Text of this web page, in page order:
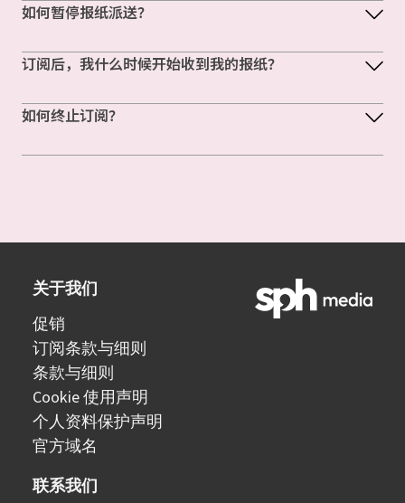
如何暂停报纸派送？
订阅后，我什么时候开始收到我的报纸？
如何终止订阅？
关于我们
促销
订阅条款与细则
条款与细则
Cookie 使用声明
个人资料保护声明
官方域名
联系我们